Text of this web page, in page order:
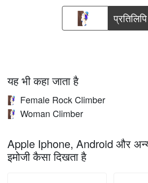
प्रतिलिपि
यह भी कहा जाता है
🧗🏻‍♀️ Female Rock Climber
🧗🏻‍♀️ Woman Climber
Apple Iphone, Android और अन्य
इमोजी कैसा दिखता है